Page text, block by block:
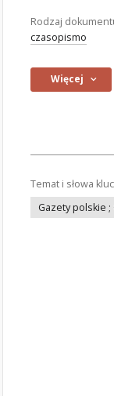
Rodzaj
czasopismo
Więcej
Temat i słowa
Gazety polskie